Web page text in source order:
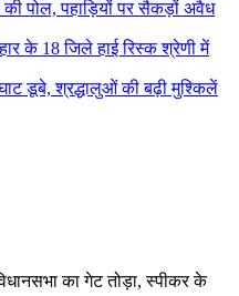
पोल, पहाड़ियों पर सैकड़ों अवैध
के 18 जिले हाई रिस्क श्रेणी में
डूबे, श्रद्धालुओं की बढ़ी मुश्किलें
का गेट तोड़ा, स्पीकर के